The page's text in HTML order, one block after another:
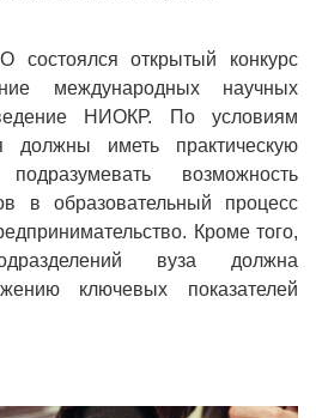
состоялся открытый конкурс
международных научных
НИОКР. По условиям
должны иметь практическую
возможность
в образовательный процесс
Кроме того,
вуза должна
ключевых показателей